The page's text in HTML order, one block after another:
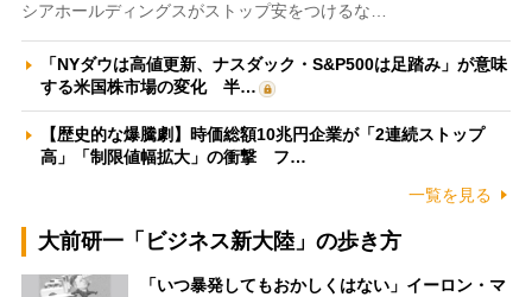
シアホールディングスがストップ安をつけるな…
「NYダウは高値更新、ナスダック・S&P500は足踏み」が意味
する米国株市場の変化 半…
【歴史的な爆騰劇】時価総額10兆円企業が「2連続ストップ
高」「制限値幅拡大」の衝撃 フ…
一覧を見る
大前研一「ビジネス新大陸」の歩き方
「いつ暴発してもおかしくはない」イーロン・マ